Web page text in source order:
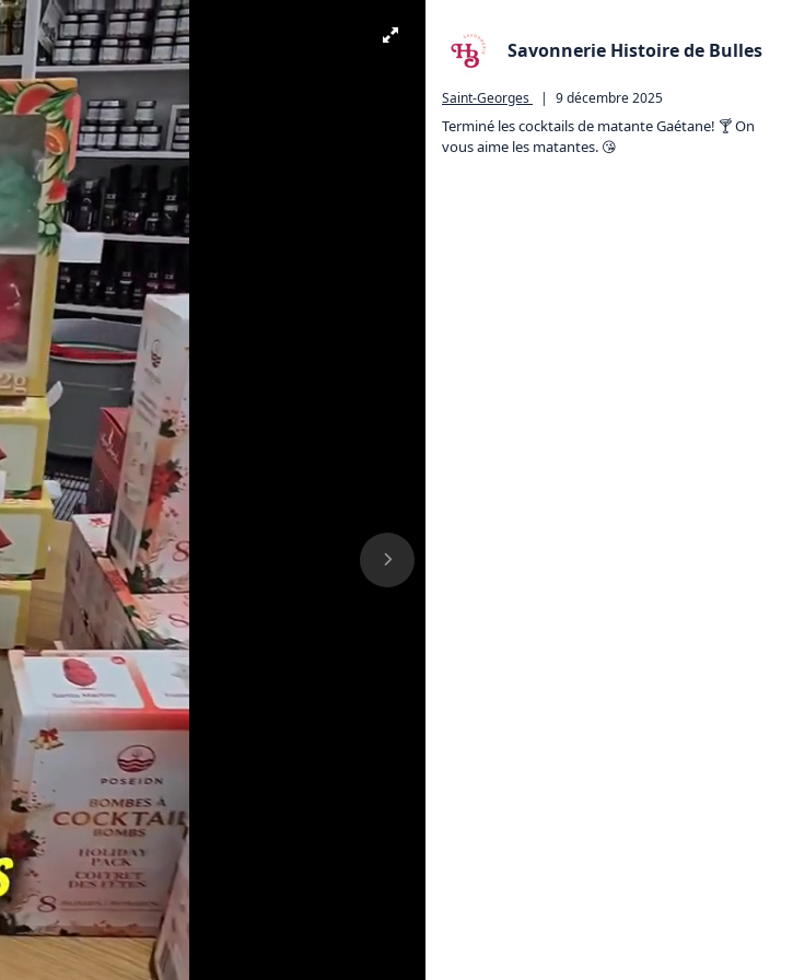
Savonnerie Histoire de Bulles
Saint-Georges | 9 décembre 2025
Terminé les cocktails de matante Gaétane! 🍸 On
vous aime les matantes. 😘